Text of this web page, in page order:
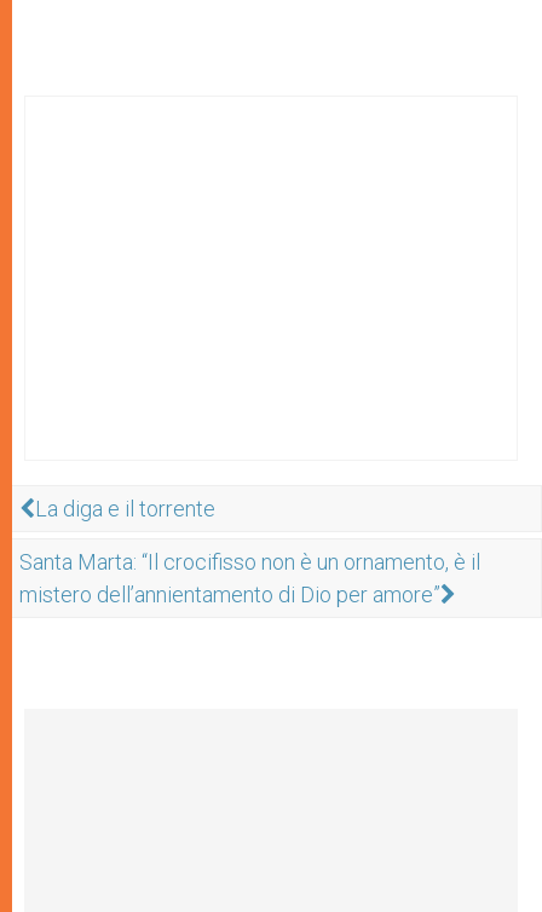
La diga e il torrente
Santa Marta: “Il crocifisso non è un ornamento, è il
mistero dell’annientamento di Dio per amore”